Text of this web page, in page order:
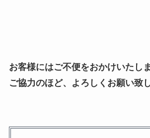
お客様にはご不便をおかけいたし
ご協力のほど、よろしくお願い致